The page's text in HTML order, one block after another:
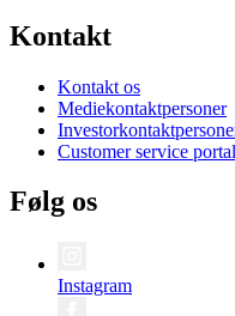
Kontakt
Kontakt os
Mediekontaktpersoner
Customer service portal
Følg os
Instagram